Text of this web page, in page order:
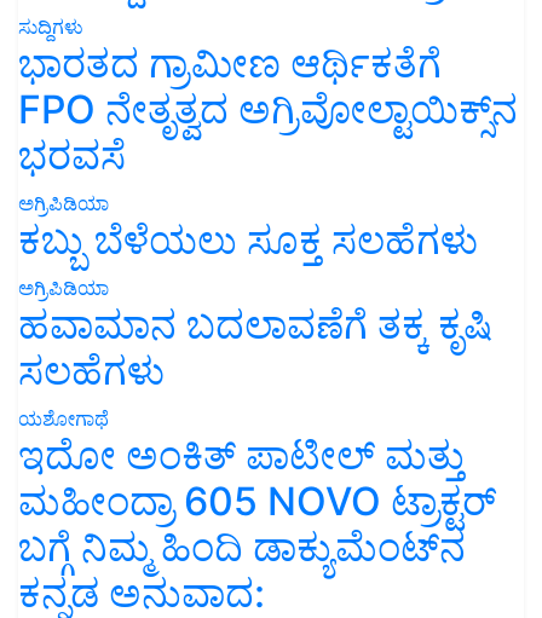
ಸುದ್ದಿಗಳು
ಭಾರತದ ಗ್ರಾಮೀಣ ಆರ್ಥಿಕತೆಗೆ
FPO ನೇತೃತ್ವದ ಅಗ್ರಿವೋಲ್ಟಾಯಿಕ್ಸ್‌ನ
ಭರವಸೆ
ಅಗ್ರಿಪಿಡಿಯಾ
ಕಬ್ಬು ಬೆಳೆಯಲು ಸೂಕ್ತ ಸಲಹೆಗಳು
ಅಗ್ರಿಪಿಡಿಯಾ
ಹವಾಮಾನ ಬದಲಾವಣೆಗೆ ತಕ್ಕ ಕೃಷಿ
ಸಲಹೆಗಳು
ಯಶೋಗಾಥೆ
ಇದೋ ಅಂಕಿತ್ ಪಾಟೀಲ್ ಮತ್ತು
ಮಹೀಂದ್ರಾ 605 NOVO ಟ್ರಾಕ್ಟರ್
ಬಗ್ಗೆ ನಿಮ್ಮ ಹಿಂದಿ ಡಾಕ್ಯುಮೆಂಟ್‌ನ
ಕನ್ನಡ ಅನುವಾದ: